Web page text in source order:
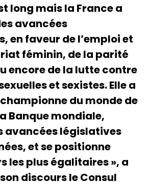
long mais la France a
avancées
en faveur de l’emploi et
féminin, de la parité
encore de la lutte contre
et sexistes. Elle a
du monde de
Banque mondiale,
avancées législatives
et se positionne
les plus égalitaires », a
discours le Consul